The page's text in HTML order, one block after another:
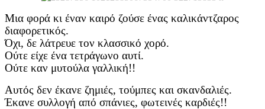
Μια φορά κι έναν καιρό ζούσε ένας καλικάντζαρος
διαφορετικός.
Όχι, δε λάτρευε τον κλασσικό χορό.
Ούτε είχε ένα τετράγωνο αυτί.
Ούτε καν μυτούλα γαλλική!!
Αυτός δεν έκανε ζημιές, τούμπες και σκανδαλιές.
Έκανε συλλογή από σπάνιες, φωτεινές καρδιές!!